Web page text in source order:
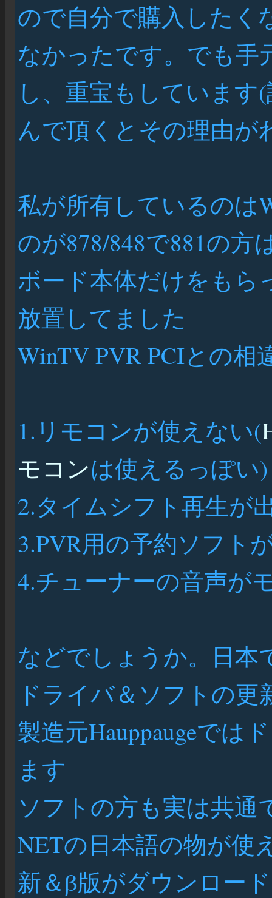
ので自分で購入したく
なかったです。でも手
し、重宝もしていま
んで頂くとその理由が
私が所有しているのは
のが878/848で881の方
ボード本体だけをもら
放置してました
WinTV PVR PCIとの相
1.リモコンが使えない(
モコンは使えるっぽい)
2.タイムシフト再生が
3.PVR用の予約ソフト
4.チューナーの音声が
などでしょうか。日本
ドライバ＆ソフトの
製造元Hauppaugeでは
ます
ソフトの方も実は共通
NETの日本語の物が使
新＆β版がダウンロー